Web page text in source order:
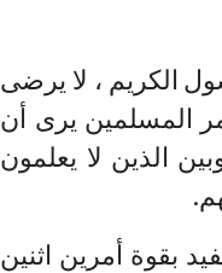
الكريم ، لا يرضى
المسلمين يرى أن
الذين لا يعلمون
بقوة أمرين اثنين